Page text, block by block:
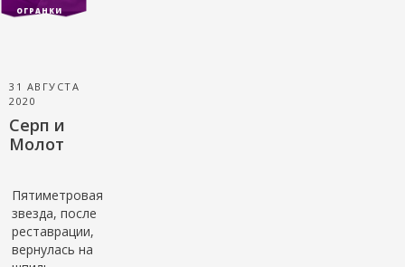
ОГРАНКИ
31 АВГУСТА
2020
Серп и
Молот
Пятиметровая
звезда, после
реставрации,
вернулась на